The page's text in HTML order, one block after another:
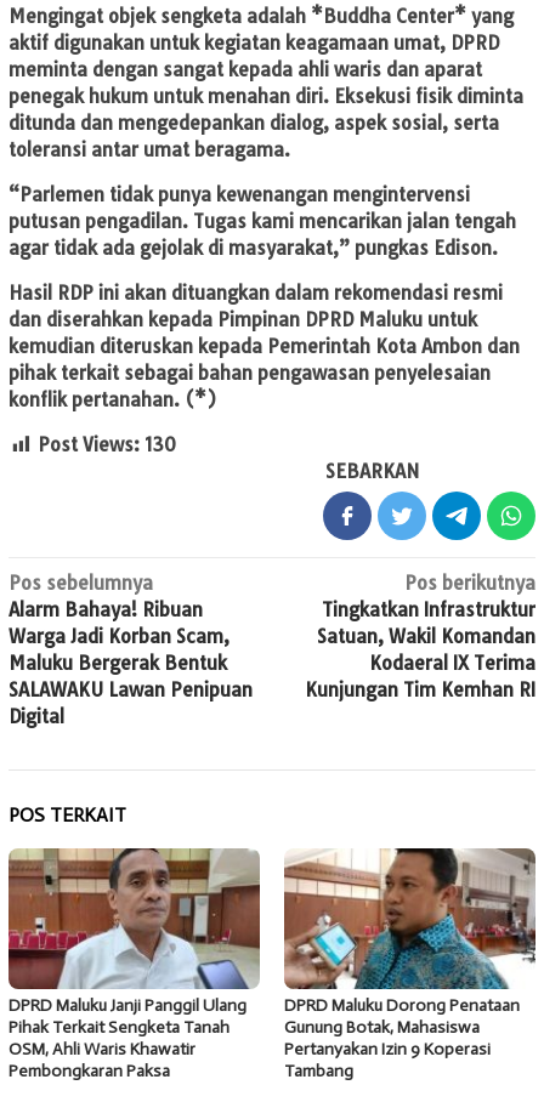
Mengingat objek sengketa adalah *Buddha Center* yang
aktif digunakan untuk kegiatan keagamaan umat, DPRD
meminta dengan sangat kepada ahli waris dan aparat
penegak hukum untuk menahan diri. Eksekusi fisik diminta
ditunda dan mengedepankan dialog, aspek sosial, serta
toleransi antar umat beragama.
“Parlemen tidak punya kewenangan mengintervensi
putusan pengadilan. Tugas kami mencarikan jalan tengah
agar tidak ada gejolak di masyarakat,” pungkas Edison.
Hasil RDP ini akan dituangkan dalam rekomendasi resmi
dan diserahkan kepada Pimpinan DPRD Maluku untuk
kemudian diteruskan kepada Pemerintah Kota Ambon dan
pihak terkait sebagai bahan pengawasan penyelesaian
konflik pertanahan. (*)
Post Views: 130
SEBARKAN
Navigasi
pos
Pos sebelumnya
Alarm Bahaya! Ribuan
Warga Jadi Korban Scam,
Maluku Bergerak Bentuk
SALAWAKU Lawan Penipuan
Digital
Pos berikutnya
Tingkatkan Infrastruktur
Satuan, Wakil Komandan
Kodaeral IX Terima
Kunjungan Tim Kemhan RI
POS TERKAIT
DPRD Maluku Janji Panggil Ulang
Pihak Terkait Sengketa Tanah
OSM, Ahli Waris Khawatir
Pembongkaran Paksa
DPRD Maluku Dorong Penataan
Gunung Botak, Mahasiswa
Pertanyakan Izin 9 Koperasi
Tambang ‎